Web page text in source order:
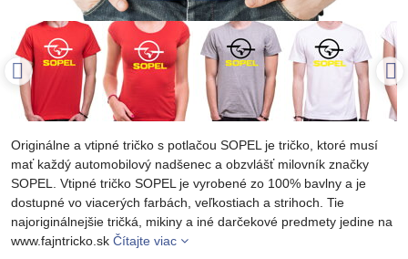
Originálne a vtipné tričko s potlačou SOPEL je tričko, ktoré musí
mať každý automobilový nadšenec a obzvlášť milovník značky
SOPEL. Vtipné tričko SOPEL je vyrobené zo 100% bavlny a je
dostupné vo viacerých farbách, veľkostiach a strihoch. Tie
najoriginálnejšie tričká, mikiny a iné darčekové predmety jedine na
www.fajntricko.sk Čítajte viac